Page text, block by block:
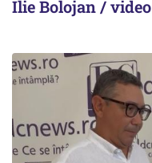
Ilie Bolojan / video